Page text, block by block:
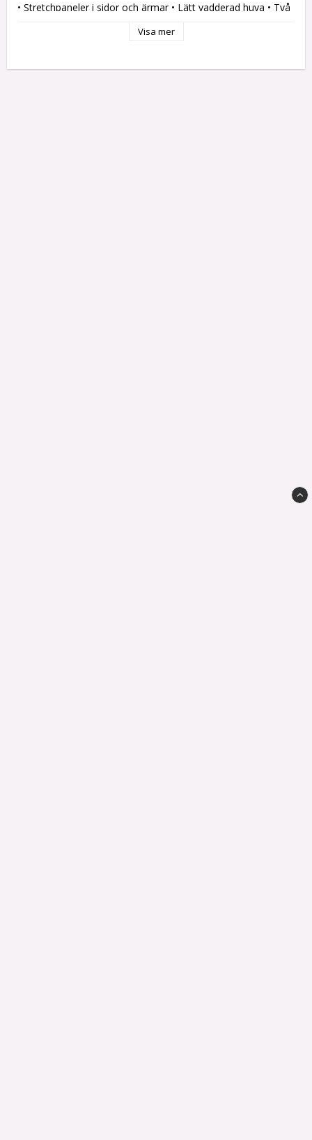
• Stretchpaneler i sidor och ärmar • Lätt vadderad huva • Två
Soft Touch
Visa mer